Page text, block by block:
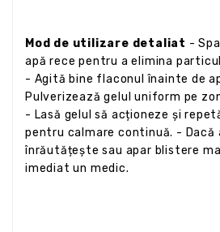
Mod de utilizare detaliat -
apă rece pentru a elimina
- Agită bine flaconul înainte de
Pulverizează gelul uniform pe
- Lasă gelul să acționeze și
pentru calmare continuă. - Dacă
înrăutățește sau apar blistere
imediat un medic.